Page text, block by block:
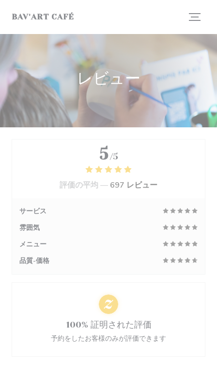
BAV'ART CAFÉ
レビュー
5 /5
評価の平均 — 697 レビュー
サービス
雰囲気
メニュー
品質-価格
100% 証明された評価
予約をしたお客様のみが評価できます